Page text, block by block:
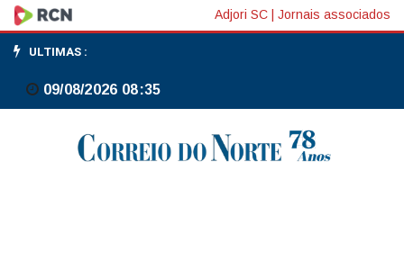
EUA
facilitam
produção
petróleo
Adjori SC Jornais associados
ULTIMAS :
09/08/2026 08:35